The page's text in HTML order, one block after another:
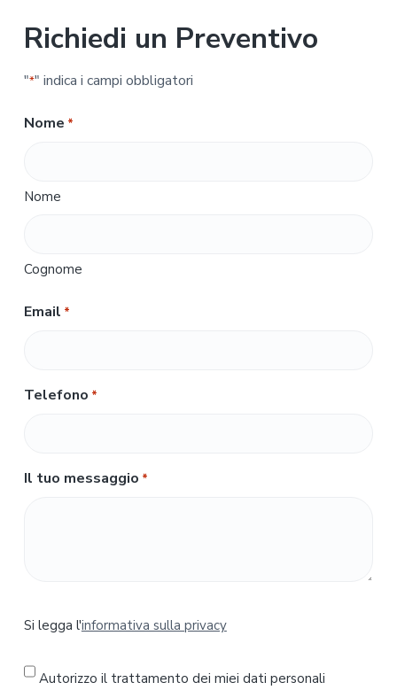
Richiedi un Preventivo
"*" indica i campi obbligatori
Nome *
Nome
Cognome
Email *
Telefono *
Il tuo messaggio *
i
e
Si legga l'informativa sulla privacy
Autorizzo il trattamento dei miei dati personali